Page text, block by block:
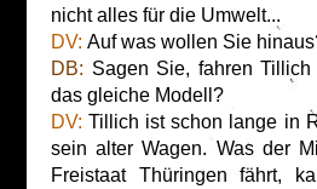
nicht alles für die Umwelt...
DV: Auf was wollen Sie
DB: Sagen Sie, fahren
das gleiche Modell?
DV: Tillich ist schon lange in
sein alter Wagen. Was der
Freistaat Thüringen fährt,